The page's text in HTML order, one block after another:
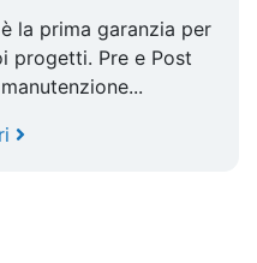
la prima garanzia per
progetti. Pre e Post